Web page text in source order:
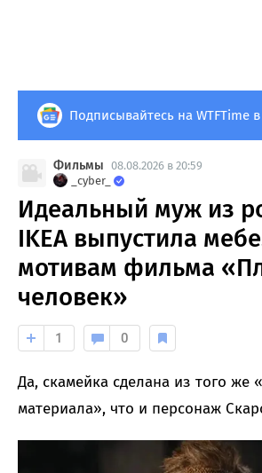
Подписывайтесь на WTFTime
Фильмы 08.08.2026 в 20:59
_cyber_
Идеальный муж из
IKEA выпустила
мотивам фильма
человек»
1 0
Да, скамейка сделана из того же
материала», что и персонаж